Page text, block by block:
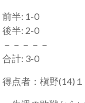
前半: 1-0
後半: 2-0
－－－－－
合計: 3-0
得点者：槇野(14)